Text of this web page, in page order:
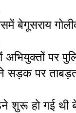
बेगूसराय
अभियुक्तों
पर
हो गई थी